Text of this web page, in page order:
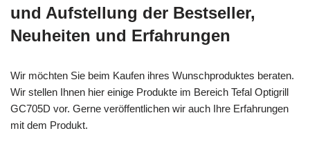
und Aufstellung der Bestseller,
Neuheiten und Erfahrungen
Wir möchten Sie beim Kaufen ihres Wunschproduktes beraten.
Wir stellen Ihnen hier einige Produkte im Bereich Tefal Optigrill
GC705D vor. Gerne veröffentlichen wir auch Ihre Erfahrungen
mit dem Produkt.